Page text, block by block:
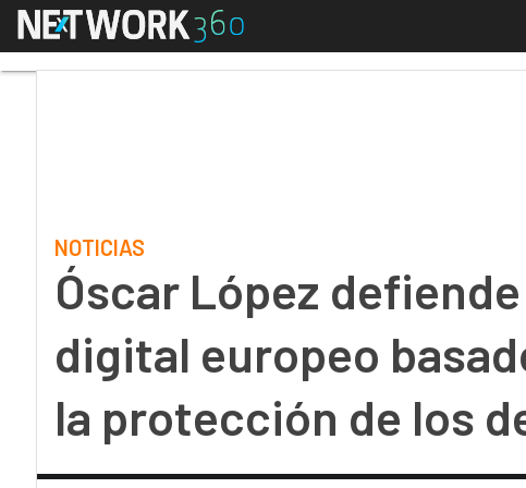
Menú Óscar López defiende en
NOTICIAS
Óscar López
digital europeo
la protección de los